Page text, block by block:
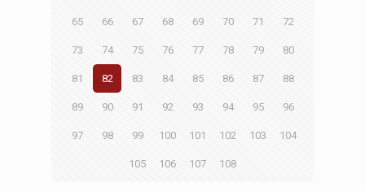
65 66 67 68 69 70 71 72
73 74 75 76 77 78 79 80
81 82 83 84 85 86 87 88
89 90 91 92 93 94 95 96
97 98 99 100 101 102 103 104
105 106 107 108